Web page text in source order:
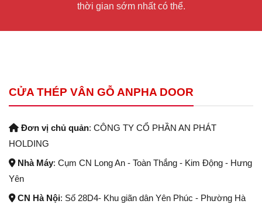
thời gian sớm nhất có thể.
CỬA THÉP VÂN GỖ ANPHA DOOR
Đơn vị chủ quản: CÔNG TY CỔ PHẦN AN PHÁT
HOLDING
Nhà Máy: Cụm CN Long An - Toàn Thắng - Kim Động - Hưng
Yên
CN Hà Nội: Số 28D4- Khu giãn dân Yên Phúc - Phường Hà